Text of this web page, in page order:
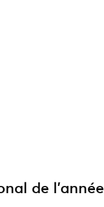
de l’année